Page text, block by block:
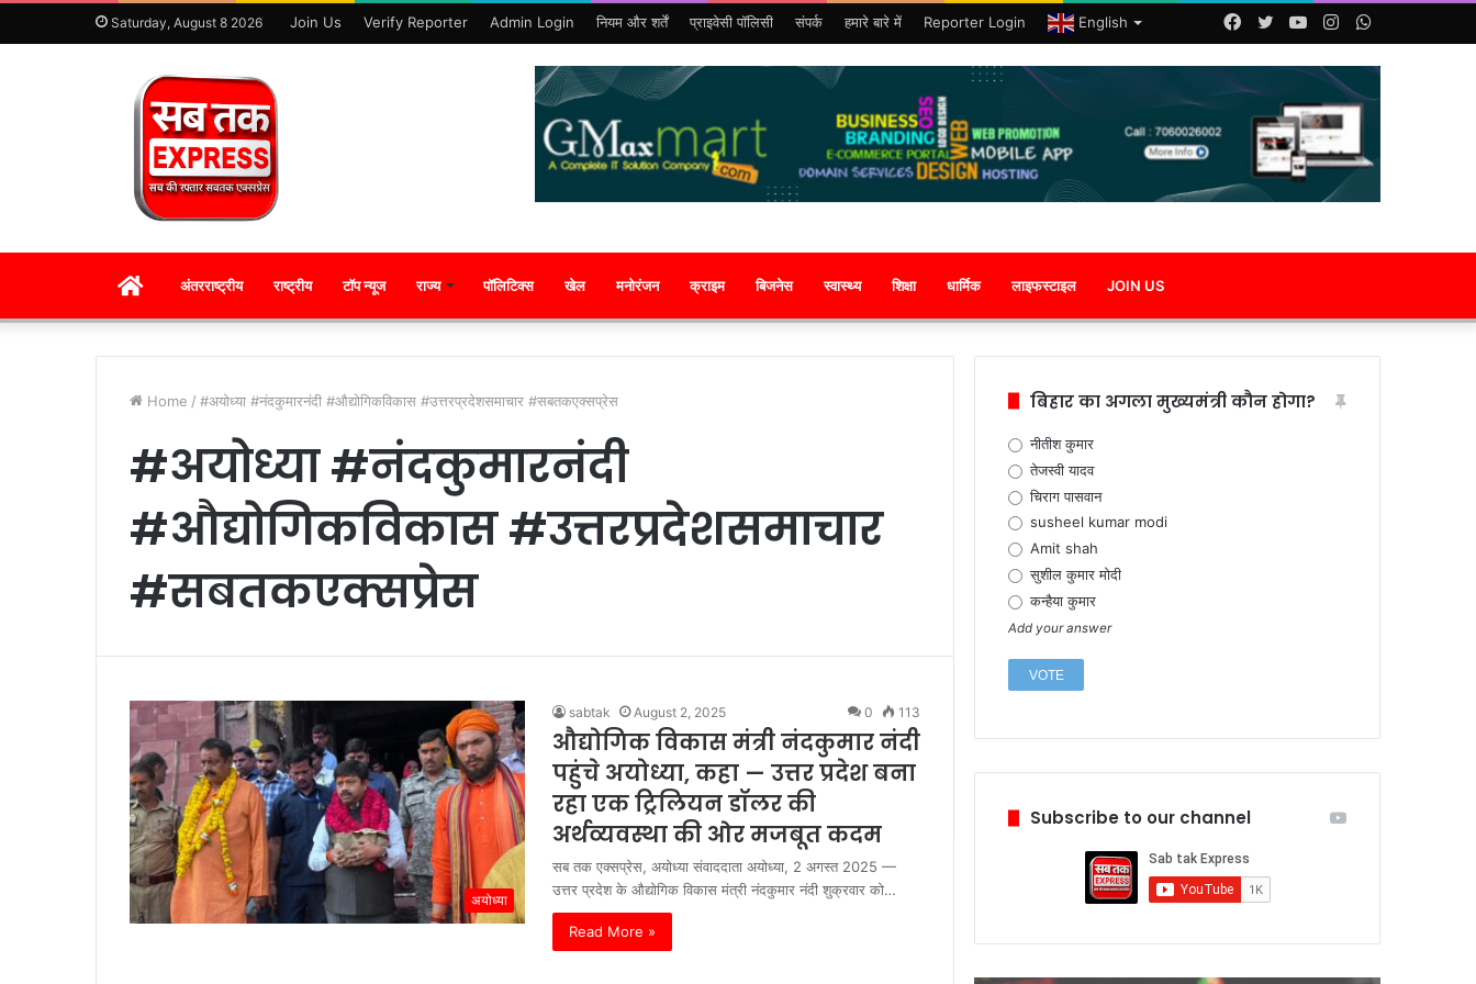
Saturday, August 8 2026 Join Us Verify Reporter Admin Login नियम और शर्तें प्राइवेसी पॉलिसी संपर्क हमारे बारे में Reporter Login English Instagram
YouTube
Twitter
Facebook
HOMEअंतरराष्ट्रीय राष्ट्रीय टॉप न्यूज राज्य पॉलिटिक्स खेल मनोरंजन क्राइम बिजनेस स्वास्थ्य शिक्षा धार्मिक लाइफस्टाइल JOIN US
Home / #अयोध्या #नंदकुमारनंदी #औद्योगिकविकास #उत्तरप्रदेशसमाचार #सबतकएक्सप्रेस
#अयोध्या #नंदकुमारनंदी
#औद्योगिकविकास #उत्तरप्रदेशसमाचार
#सबतकएक्सप्रेस
अयोध्या
sabtak August 2, 2025 0 113
औद्योगिक विकास मंत्री नंदकुमार नंदी
पहुंचे अयोध्या, कहा — उत्तर प्रदेश बना
रहा एक ट्रिलियन डॉलर की
अर्थव्यवस्था की ओर मजबूत कदम
सब तक एक्सप्रेस, अयोध्या संवाददाता अयोध्या, 2 अगस्त 2025 —
उत्तर प्रदेश के औद्योगिक विकास मंत्री नंदकुमार नंदी शुक्रवार को…
Read More »
बिहार का अगला मुख्यमंत्री कौन होगा?
नीतीश कुमार
तेजस्वी यादव
चिराग पासवान
susheel kumar modi
Amit shah
सुशील कुमार मोदी
कन्हैया कुमार
Add your answer
Subscribe to our channel